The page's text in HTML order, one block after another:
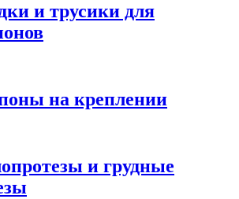
и трусики для
на креплении
и грудные